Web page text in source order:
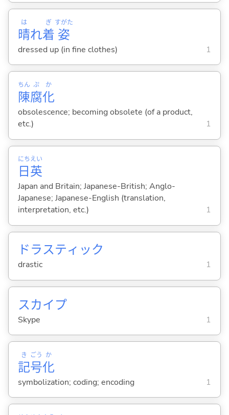
晴
は
れ着
ぎ
姿
すがた
dressed up (in fine clothes) 1
陳
ちん
腐
ぷ
化
か
obsolescence; becoming obsolete (of a product,
etc.)
1
日
にち
英
えい
Japan and Britain; Japanese-British; Anglo-
Japanese; Japanese-English (translation,
interpretation, etc.)
1
ドラスティック
drastic 1
スカイプ
Skype 1
記
き
号
ごう
化
か
symbolization; coding; encoding 1